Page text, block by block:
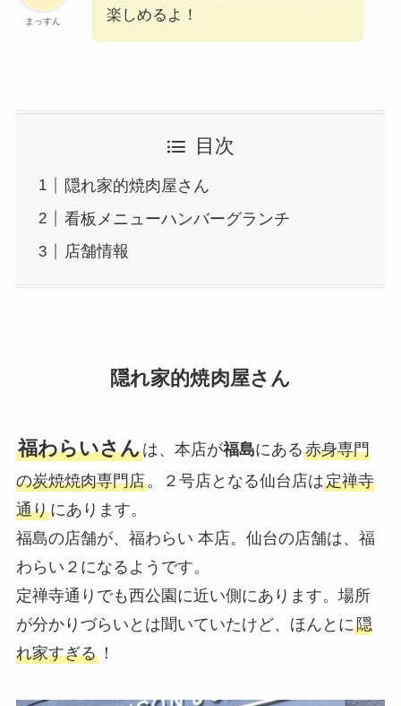
まっすん
楽しめるよ！
目次
隠れ家的焼肉屋さん
看板メニューハンバーグランチ
店舗情報
隠れ家的焼肉屋さん
福わらいさんは、本店が福島にある赤身専門
の炭焼焼肉専門店。２号店となる仙台店は定禅寺
通りにあります。
福島の店舗が、福わらい 本店。仙台の店舗は、福
わらい２になるようです。
定禅寺通りでも西公園に近い側にあります。場所
が分かりづらいとは聞いていたけど、ほんとに隠
れ家すぎる！